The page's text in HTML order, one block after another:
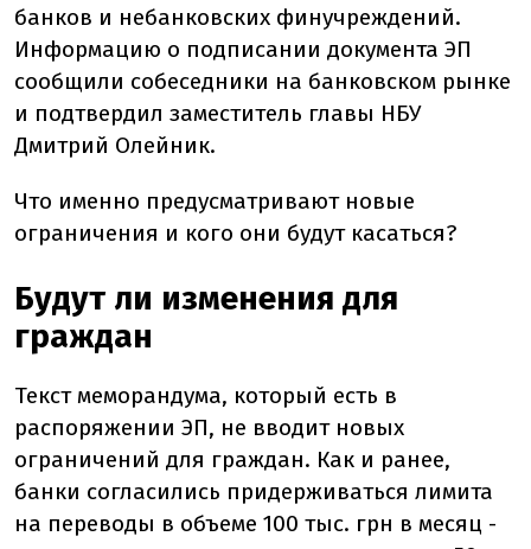
банков и небанковских финучреждений.
Информацию о подписании документа ЭП
сообщили собеседники на банковском рынке
и подтвердил заместитель главы НБУ
Дмитрий Олейник.
Что именно предусматривают новые
ограничения и кого они будут касаться?
Будут ли изменения для
граждан
Текст меморандума, который есть в
распоряжении ЭП, не вводит новых
ограничений для граждан. Как и ранее,
банки согласились придерживаться лимита
на переводы в объеме 100 тыс. грн в месяц -